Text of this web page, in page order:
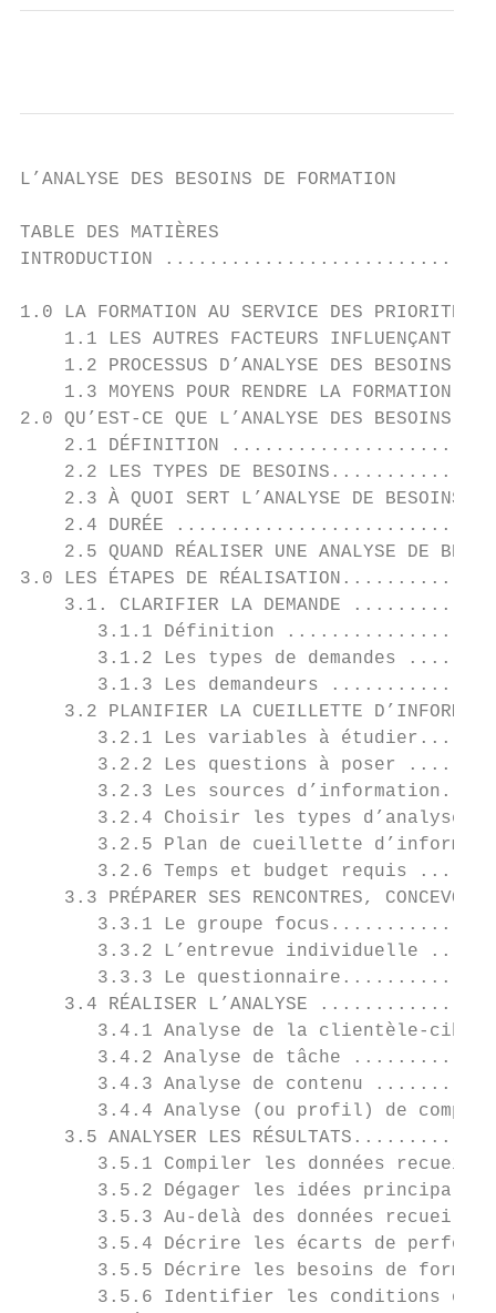
L’ANALYSE DES BESOINS DE
TABLE DES MATIÈRES
INTRODUCTION
1.0 LA FORMATION AU SERVICE DES PRIORITÉS
1.1 LES AUTRES FACTEURS INFLUENÇANT
1.2 PROCESSUS D’ANALYSE DES BESOINS
1.3 MOYENS POUR RENDRE LA FORMATION
2.0 QU’EST-CE QUE L’ANALYSE
2.1 DÉFINITION
2.2 LES TYPES DE
2.3 À QUOI SERT L’ANALYSE DE BESOINS
2.4 DURÉE
2.5 QUAND RÉALISER UNE ANALYSE DE
3.0 LES ÉTAPES DE
3.1. CLARIFIER LA DEMANDE
3.1.1 Définition
3.1.2 Les types de demandes
3.1.3 Les demandeurs
3.2 PLANIFIER LA CUEILLETTE
3.2.1 Les variables à
3.2.2 Les questions à poser
3.2.3 Les sources
3.2.4 Choisir les types d’analyse,
3.2.5 Plan de cueillette
3.2.6 Temps et budget requis
3.3 PRÉPARER SES RENCONTRES,
3.3.1 Le groupe
3.3.2 L’entrevue individuelle
3.3.3 Le
3.4 RÉALISER L’ANALYSE
3.4.1 Analyse de la clientèle-
3.4.2 Analyse de tâche
3.4.3 Analyse de contenu
3.4.4 Analyse (ou profil) de
3.5 ANALYSER LES
3.5.1 Compiler les données
3.5.2 Dégager les idées
3.5.3 Au-delà des données
3.5.4 Décrire les écarts de
3.5.5 Décrire les besoins de
3.5.6 Identifier les conditions